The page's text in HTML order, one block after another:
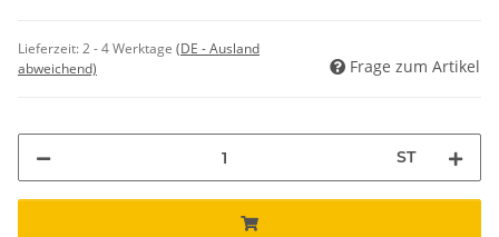
Lieferzeit:2 - 4 Werktage (DE - Ausland
abweichend)
Frage zum Artikel
ST